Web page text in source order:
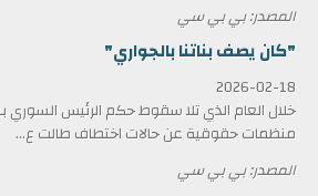
المصدر: بي بي سي
"كان يصف بناتنا بالجواري"
2026-02-18
خلال العام الذي تلا سقوط حكم الرئيس السوري
منظمات حقوقية عن حالات اختطاف طالت ع...
المصدر: بي بي سي